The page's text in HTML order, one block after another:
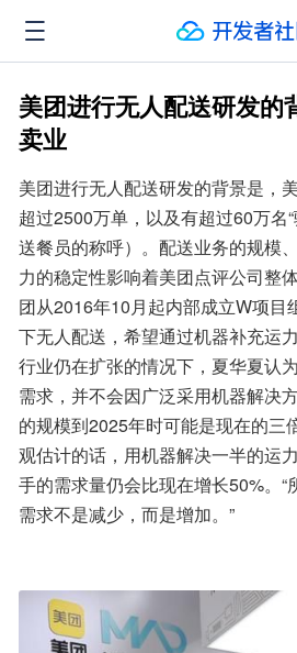
美团进行无人配送研发的
卖业
美团进行无人配送研发的背景是，
超过2500万单，以及有超过60万名
送餐员的称呼）。配送业务的规模
力的稳定性影响着美团点评公司整
团从2016年10月起内部成立W项目
下无人配送，希望通过机器补充运
行业仍在扩张的情况下，夏华夏认
需求，并不会因广泛采用机器解决
的规模到2025年时可能是现在的三
观估计的话，用机器解决一半的运
手的需求量仍会比现在增长50%。“
需求不是减少，而是增加。”